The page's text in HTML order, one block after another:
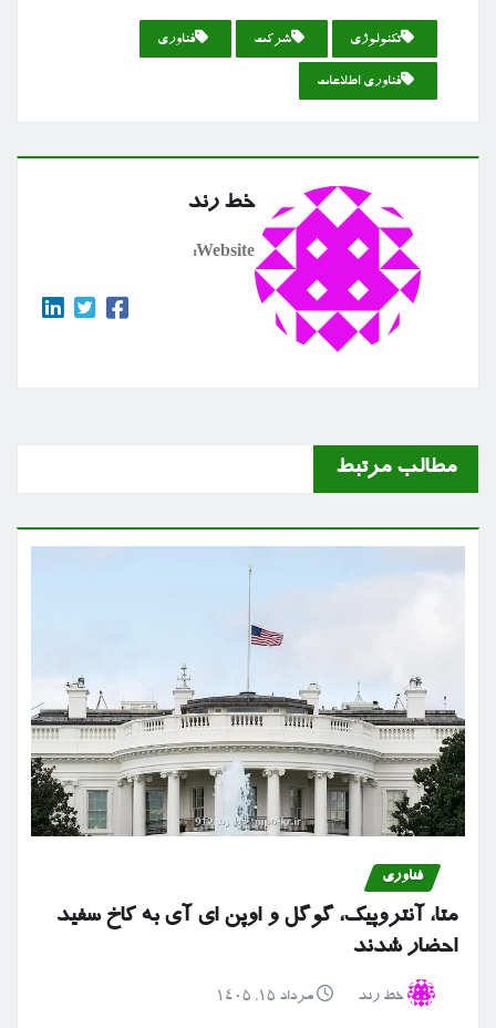
تكنولوژی شركت فناوری
فناوری اطلاعات
خط رند
Website:
مطالب مرتبط
فناوری
متا، آنتروپیک، گوگل و اوپن ای آی به کاخ سفید
احضار شدند
خط رند مرداد ۱۵, ۱۴۰۵